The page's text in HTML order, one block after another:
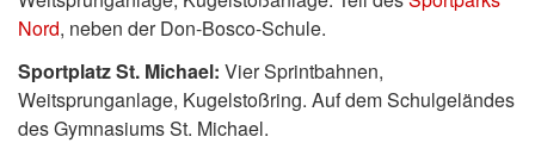
Nord, neben der Don-Bosco-Schule.
Sportplatz St. Michael: Vier Sprintbahnen,
Weitsprunganlage, Kugelstoßring. Auf dem Schulgeländes
des Gymnasiums St. Michael.